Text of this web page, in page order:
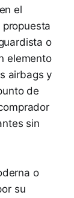
el
o
elemento
airbags y
de
sin
o
su